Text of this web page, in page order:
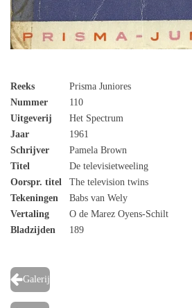
Reeks
Prisma Juniores
Nummer
110
Uitgeverij
Het Spectrum
Jaar
1961
Schrijver
Pamela Brown
Titel
De televisietweeling
Oorspr. titel
The television twins
Tekeningen
Babs van Wely
Vertaling
O de Marez Oyens-Schilt
Bladzijden
189
Galerij